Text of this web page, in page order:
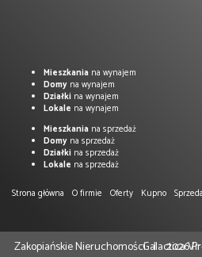
Mieszkania na wynajem
Domy na wynajem
Działki na wynajem
Lokale na wynajem
Mieszkania na sprzedaż
Domy na sprzedaż
Działki na sprzedaż
Lokale na sprzedaż
Strona główna
O firmie Oferty Kupno
Zakopiańskie Nieruchomości 2026
Galactica